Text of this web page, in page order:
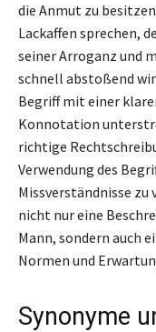
die Anmut zu
Lackaffen sprechen,
seiner Arroganz und
schnell abstoßend
Begriff mit einer
Konnotation
richtige
Verwendung des
Missverständnisse zu
nicht nur eine
Mann, sondern auch
Normen und
Synonyme